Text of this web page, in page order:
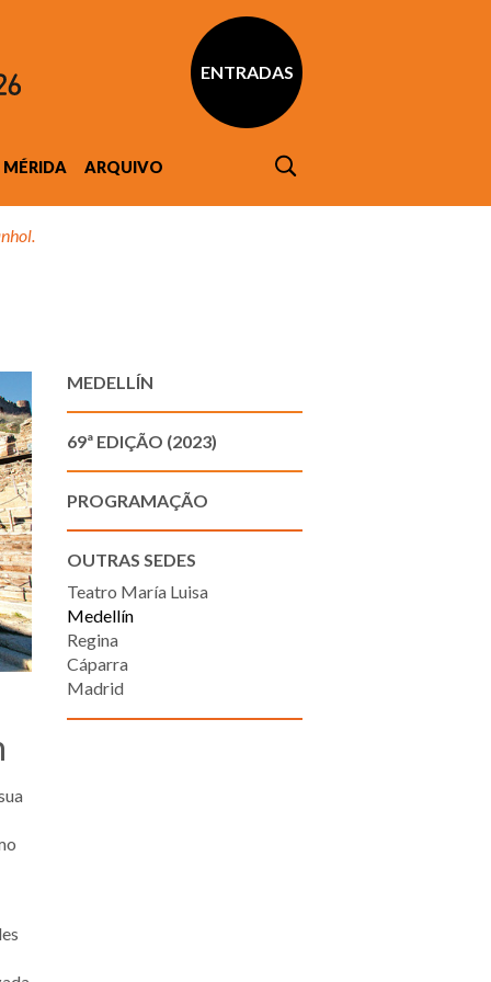
ENTRADAS
MÉRIDA ARQUIVO
MEDELLÍN
69ª EDIÇÃO (2023)
PROGRAMAÇÃO
OUTRAS SEDES
Teatro María Luisa
Medellín
Regina
Cáparra
Madrid